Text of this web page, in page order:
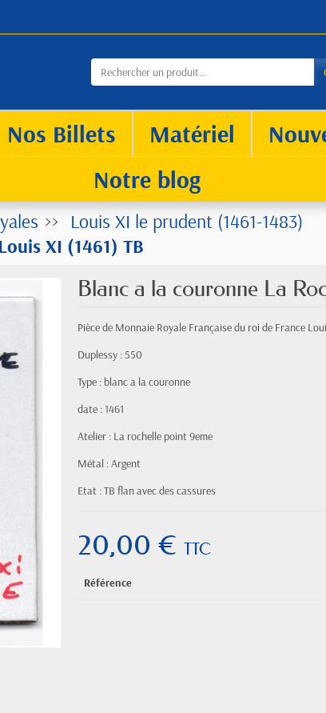
Nos Billets Matériel
Notre blog
Louis XI le prudent (1461-1483)
XI (1461) TB
Blanc a la couronne La
Pièce de Monnaie Royale Française du roi de France
Duplessy : 550
Type : blanc a la couronne
date : 1461
Atelier : La rochelle point 9eme
Métal : Argent
Etat : TB flan avec des cassures
20,00 €TTC
Référence